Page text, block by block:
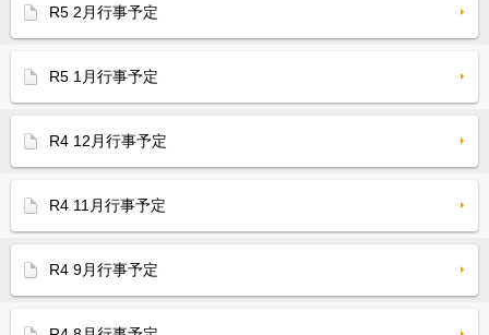
R5 2月行事予定
R5 1月行事予定
R4 12月行事予定
R4 11月行事予定
R4 9月行事予定